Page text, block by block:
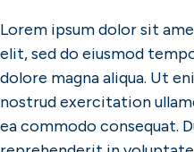
Lorem ipsum dolor sit
elit, sed do eiusmod
dolore magna aliqua. Ut
nostrud exercitation
ea commodo consequat.